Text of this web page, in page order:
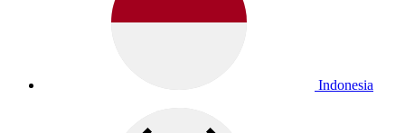
Indonesia